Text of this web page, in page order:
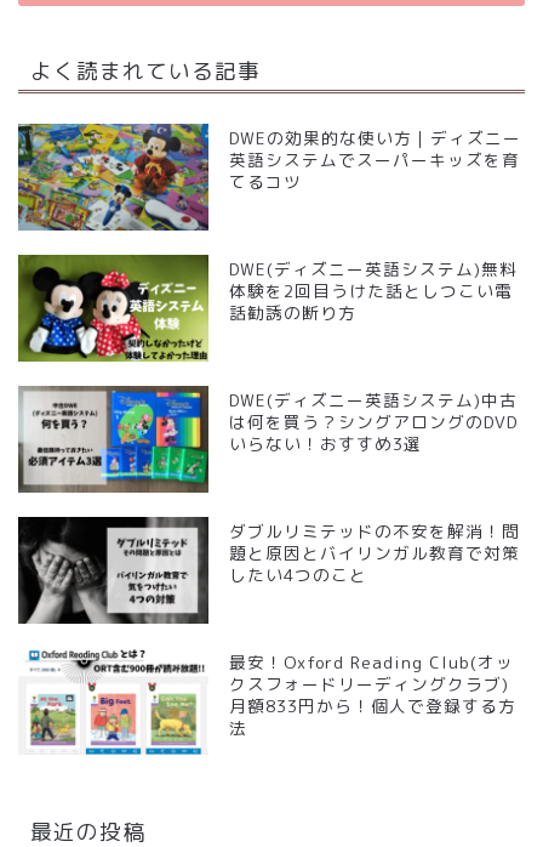
よく読まれている記事
DWEの効果的な使い方｜ディズニー
英語システムでスーパーキッズを育
てるコツ
DWE(ディズニー英語システム)無料
体験を2回目うけた話としつこい電
話勧誘の断り方
DWE(ディズニー英語システム)中古
は何を買う？シングアロングのDVD
いらない！おすすめ3選
ダブルリミテッドの不安を解消！問
題と原因とバイリンガル教育で対策
したい4つのこと
最安！Oxford Reading Club(オッ
クスフォードリーディングクラブ)
月額833円から！個人で登録する方
法
最近の投稿